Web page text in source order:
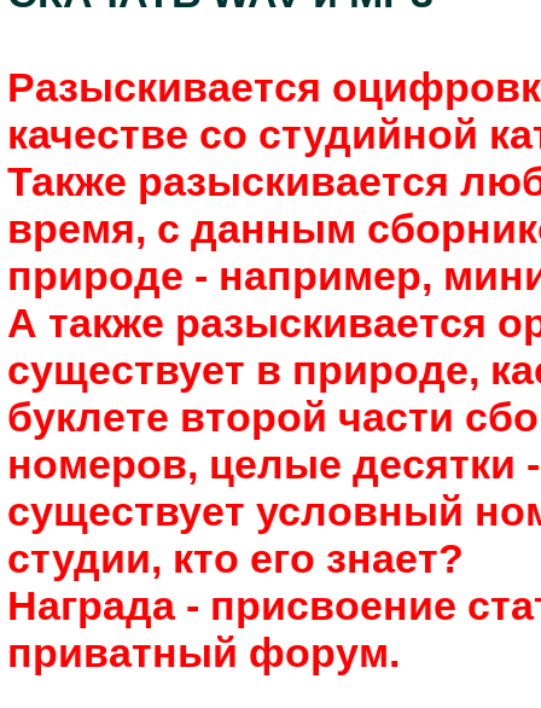
Разыскивается
качестве со студийной
Также разыскивается
время, с данным
природе - например,
А также разыскивается
существует в природе,
буклете второй части
номеров, целые десятки
существует условный
студии, кто его знает?
Награда - присвоение
приватный форум.